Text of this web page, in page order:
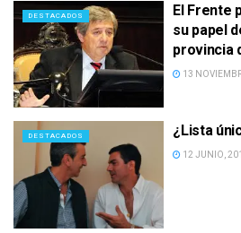
DESTACADOS
El Frente
su papel
provincia
13
DESTACADOS ¿Lista
12 JUNIO,